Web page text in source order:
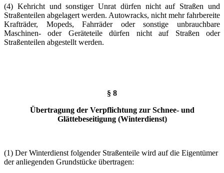
(4) Kehricht und sonstiger Unrat dürfen nicht auf Straßen und
Straßenteilen abgelagert werden. Autowracks, nicht mehr fahrbereite
Krafträder, Mopeds, Fahrräder oder sonstige unbrauchbare
Maschinen- oder Geräteteile dürfen nicht auf Straßen oder
Straßenteilen abgestellt werden.
§ 8
Übertragung der Verpflichtung zur Schnee- und
Glättebeseitigung (Winterdienst)
(1) Der Winterdienst folgender Straßenteile wird auf die Eigentümer
der anliegenden Grundstücke übertragen: